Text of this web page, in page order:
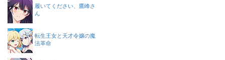
履いてください、鷹峰さ
ん
転生王女と天才令嬢の魔
法革命